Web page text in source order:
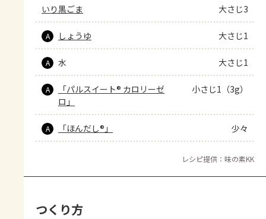
いり黒ごま 大さじ3
A しょうゆ 大さじ1
A 水 大さじ1
A
「パルスイート® カロリーゼ
ロ」
小さじ1（3g）
A 「ほんだし®」 少々
レシピ提供：味の素KK
つくり方